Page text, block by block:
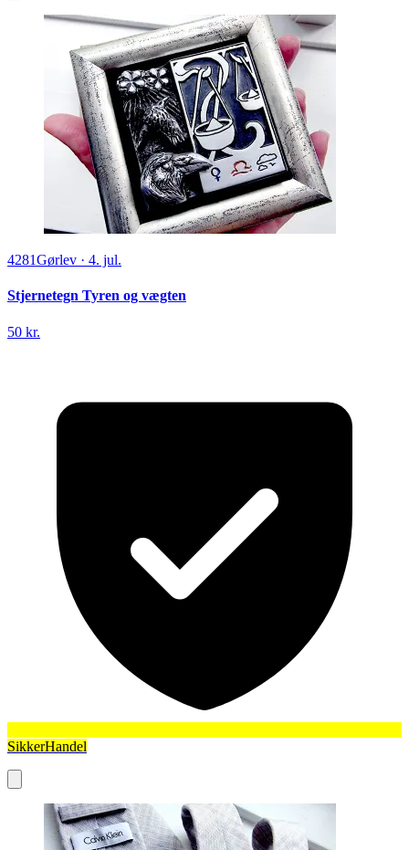
4281Gørlev · 4. jul.
Stjernetegn Tyren og vægten
50 kr.
SikkerHandel